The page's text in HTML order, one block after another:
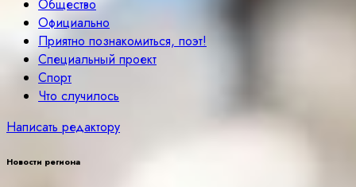
Общество
Официально
Приятно познакомиться, поэт!
Специальный проект
Спорт
Что случилось
Написать редактору
Новости региона